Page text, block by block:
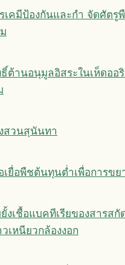
เคมีป้องกันและกำ จัดศัตรู
ต้านอนุมูลอิสระในเห็ดออ
สวนสุนันทา
อเยื่อพืชต้นทุนตํ่าเพื่อการ
งเชื้อแบคทีเรียของสารส
เหนียวกล้องงอก